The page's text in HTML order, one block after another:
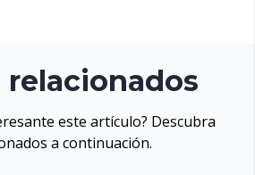
este artículo? Descubra
a continuación.